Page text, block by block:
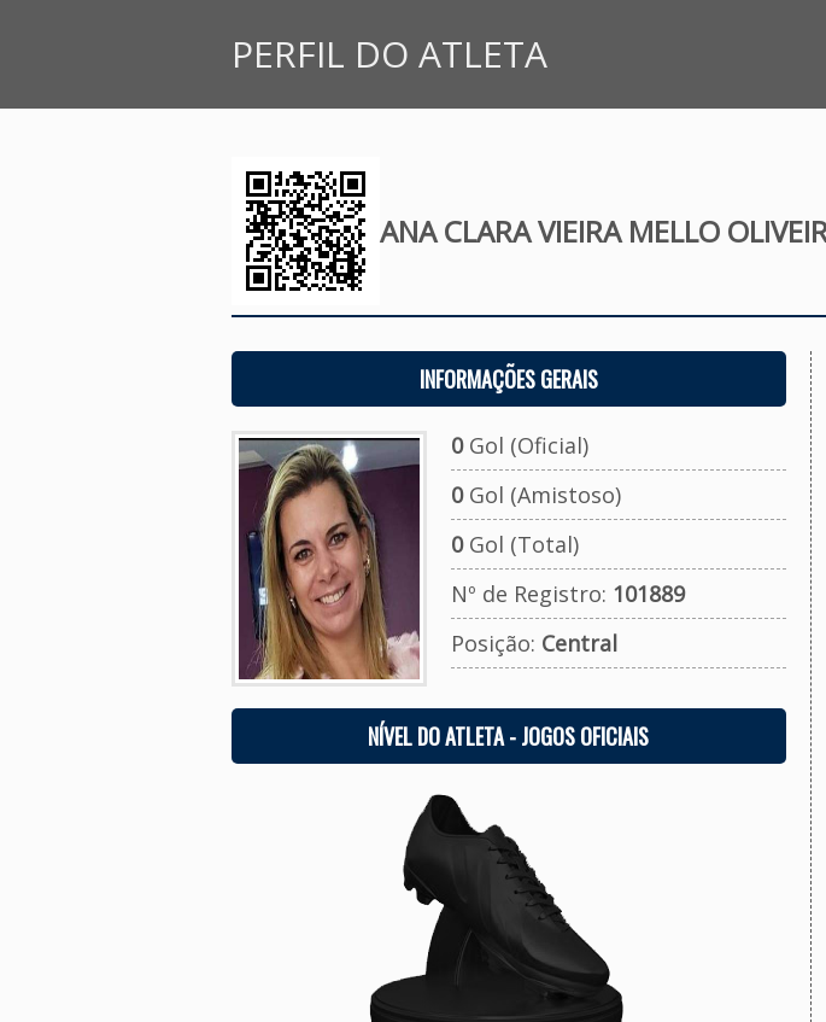
PERFIL DO ATLETA
ANA CLARA VIEIRA MELLO
INFORMAÇÕES GERAIS
0Gol (Oficial)
0Gol (Amistoso)
0Gol (Total)
Nº de Registro: 101889
Posição: Central
NÍVEL DO ATLETA - JOGOS OFICIAIS